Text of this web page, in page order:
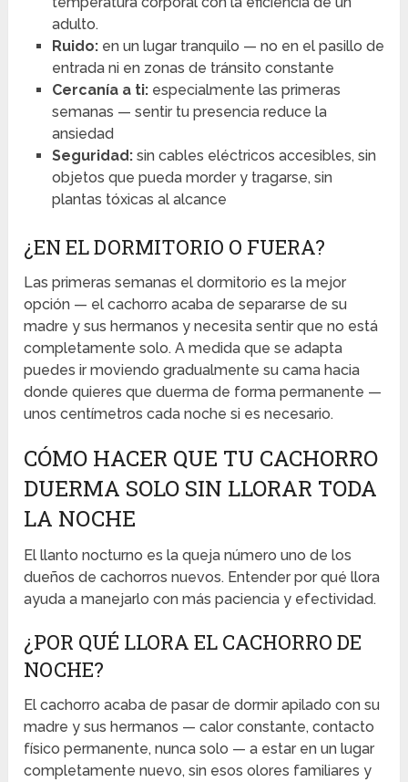
adulto.
Ruido:en un lugar tranquilo — no en el pasillo de
entrada ni en zonas de tránsito constante
Cercanía a ti:especialmente las primeras
semanas — sentir tu presencia reduce la
ansiedad
Seguridad:sin cables eléctricos accesibles, sin
objetos que pueda morder y tragarse, sin
plantas tóxicas al alcance
¿EN EL DORMITORIO O FUERA?
Las primeras semanas el dormitorio es la mejor
opción — el cachorro acaba de separarse de su
madre y sus hermanos y necesita sentir que no está
completamente solo. A medida que se adapta
puedes ir moviendo gradualmente su cama hacia
donde quieres que duerma de forma permanente —
unos centímetros cada noche si es necesario.
CÓMO HACER QUE TU CACHORRO
DUERMA SOLO SIN LLORAR TODA
LA NOCHE
El llanto nocturno es la queja número uno de los
dueños de cachorros nuevos. Entender por qué llora
ayuda a manejarlo con más paciencia y efectividad.
¿POR QUÉ LLORA EL CACHORRO DE
NOCHE?
El cachorro acaba de pasar de dormir apilado con su
madre y sus hermanos — calor constante, contacto
físico permanente, nunca solo — a estar en un lugar
completamente nuevo, sin esos olores familiares y